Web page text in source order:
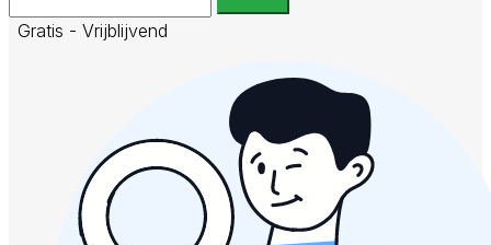
Gratis - Vrijblijvend